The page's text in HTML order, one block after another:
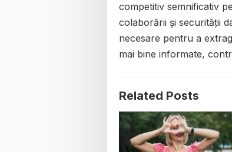
competitiv semnificativ
colaborării și securității
necesare pentru a
mai bine informate,
Related Posts